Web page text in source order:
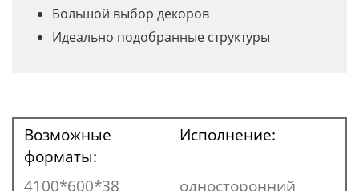
Большой выбор декоров
Идеально подобранные структуры
Возможные
форматы:
Исполнение:
4100*600*38
односторонний